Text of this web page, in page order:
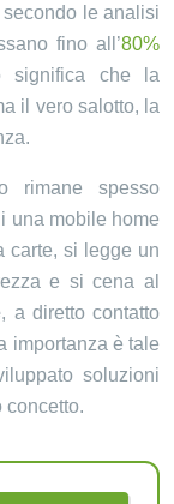
le analisi
fino all’80%
significa che la
il vero salotto, la
rimane spesso
una mobile home
carte, si legge un
e si cena al
, a diretto contatto
importanza è tale
soluzioni
concetto.